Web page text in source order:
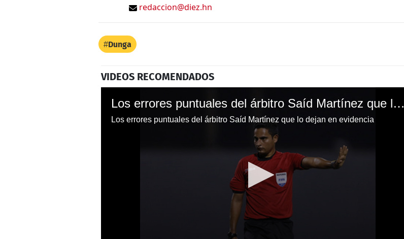
redaccion@diez.hn
Dunga
VIDEOS RECOMENDADOS
Los errores puntuales del árbitro Saíd Martínez que lo dejan en evidencia
Los errores puntuales del árbitro Saíd Martínez que lo dejan en evidencia